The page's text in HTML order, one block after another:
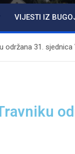
VIJESTI IZ
održana 31. sjednica